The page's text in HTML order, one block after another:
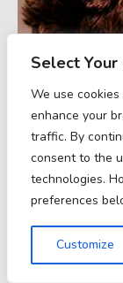
Select
We use
enhance your
traffic. By
consent to the
technologies.
preferences
Customize
Mėgaukitės